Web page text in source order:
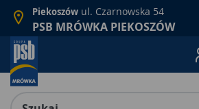
Piekoszów ul. Czarnowska 54
PSB MRÓWKA PIEKOSZÓW
Menu